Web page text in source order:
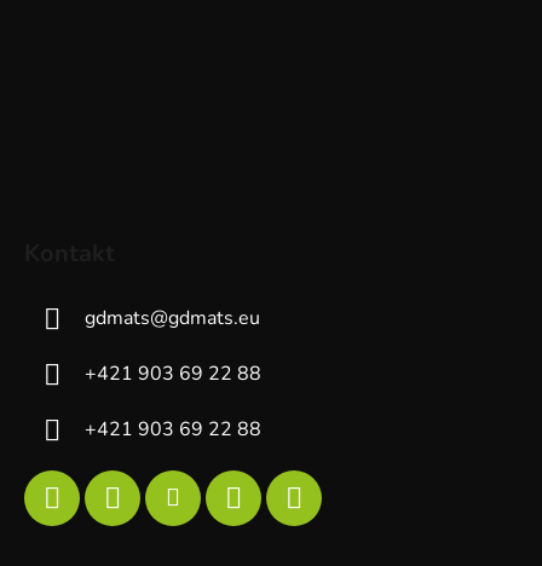
gdmats@gdmats.eu
+421 903 69 22 88
+421 903 69 22 88